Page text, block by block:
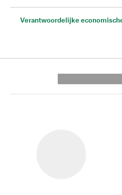
Verantwoordelijke